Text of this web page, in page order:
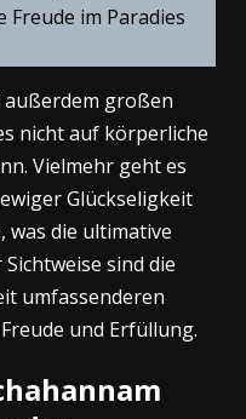
Freude im Paradies
außerdem großen
nicht auf körperliche
Vielmehr geht es
Glückseligkeit
was die ultimative
sind die
umfassenderen
und Erfüllung.